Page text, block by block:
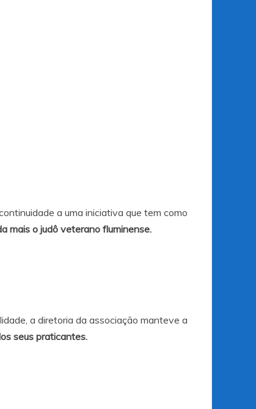
a uma iniciativa que tem como
mais o judô veterano fluminense.
a diretoria da associação manteve a
seus praticantes.